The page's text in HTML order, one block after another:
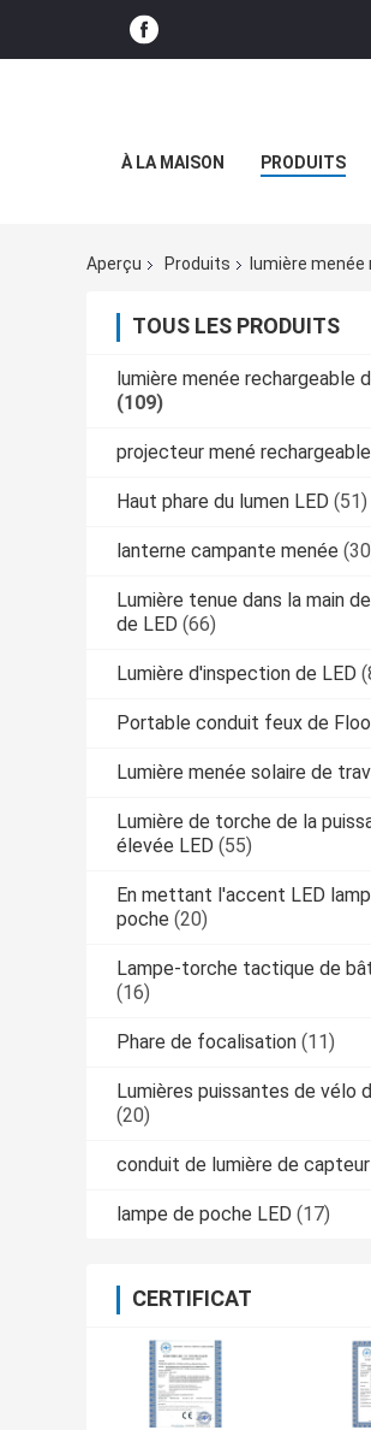
À LA MAISON PRODUITS
Aperçu Produits lumière menée
TOUS LES PRODUITS
lumière menée rechargeable
(109)
projecteur mené rechargeable
Haut phare du lumen LED (51)
lanterne campante menée
Lumière tenue dans la main
de LED (66)
Lumière d'inspection de LED
Portable conduit feux de
Lumière menée solaire de
Lumière de torche de la
élevée LED (55)
En mettant l'accent LED
poche (20)
Lampe-torche tactique de
(16)
Phare de focalisation (11)
Lumières puissantes de vélo
(20)
conduit de lumière de capteur
lampe de poche LED (17)
CERTIFICAT